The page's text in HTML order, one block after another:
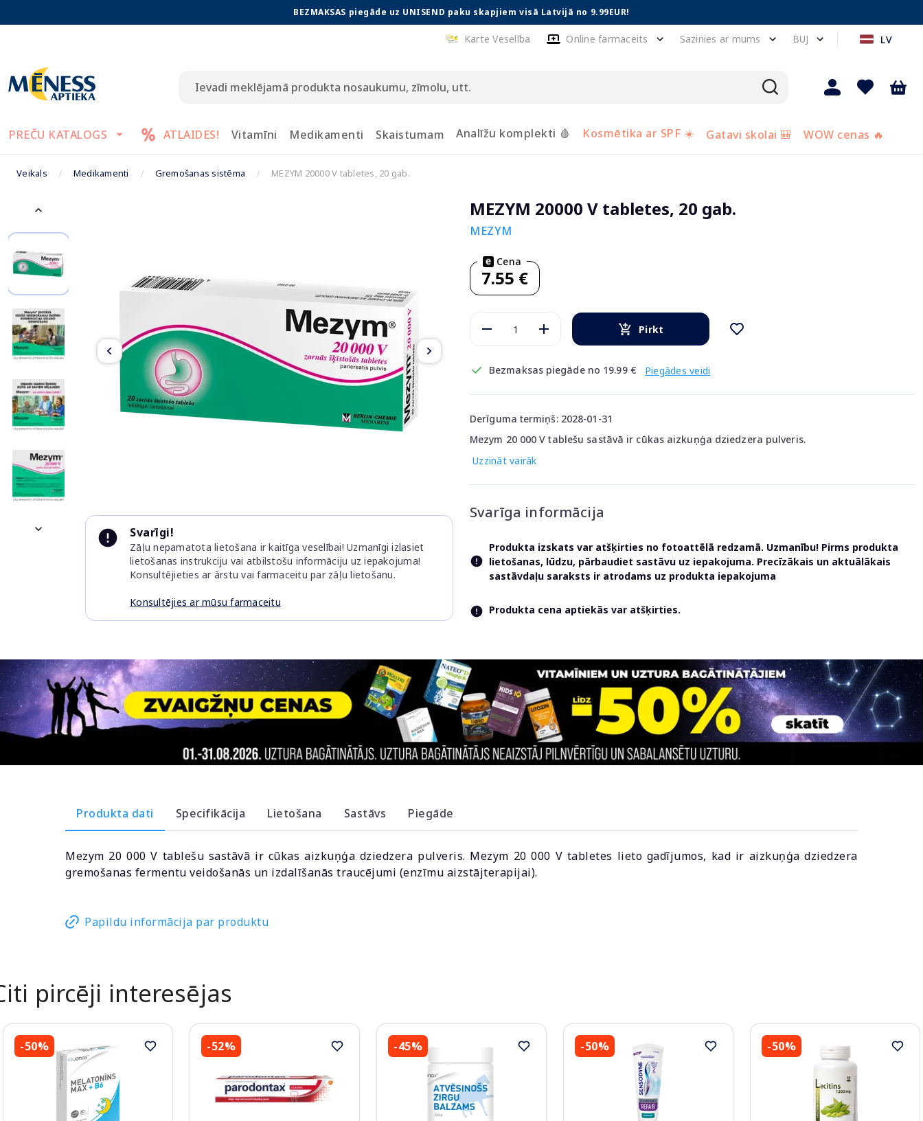
BEZMAKSAS piegāde uz UNISEND paku skapjiem visā Latvijā no 9.99EUR!
Karte Veselība Online farmaceits Sazinies ar mums BUJ LV
PREČU KATALOGS ATLAIDES! Vitamīni Medikamenti Skaistumam Analīžu komplekti 🩸 Kosmētika ar SPF ☀️ Gatavi skolai 🎒 WOW cenas 🔥
Veikals Medikamenti Gremošanas sistēma MEZYM 20000 V tabletes, 20 gab.
keyboard_arrow_up
of
5
keyboard_arrow_down
of
Svarīgi!
Zāļu nepamatota lietošana ir kaitīga veselībai! Uzmanīgi izlasiet
lietošanas instrukciju vai atbilstošu informāciju uz iepakojuma!
Konsultējieties ar ārstu vai farmaceitu par zāļu lietošanu.
Konsultējies ar mūsu farmaceitu
MEZYM 20000 V tabletes, 20 gab.
MEZYM
Cena
7.55 €
Pirkt
Bezmaksas piegāde no 19.99 € Piegādes veidi
Derīguma termiņš: 2028-01-31
Mezym 20 000 V tablešu sastāvā ir cūkas aizkuņģa dziedzera pulveris.
Uzzināt vairāk
Svarīga informācija
Produkta izskats var atšķirties no fotoattēlā redzamā. Uzmanību! Pirms produkta
lietošanas, lūdzu, pārbaudiet sastāvu uz iepakojuma. Precīzākais un aktuālākais
sastāvdaļu saraksts ir atrodams uz produkta iepakojuma
Produkta cena aptiekās var atšķirties.
Produkta dati Specifikācija Lietošana Sastāvs Piegāde
Mezym 20 000 V tablešu sastāvā ir cūkas aizkuņģa dziedzera pulveris. Mezym 20 000 V tabletes lieto gadījumos, kad ir aizkuņģa dziedzera
gremošanas fermentu veidošanās un izdalīšanās traucējumi (enzīmu aizstājterapijai).
Papildu informācija par produktu
pircēji interesējas
-50% -52% -45% -50% -50%